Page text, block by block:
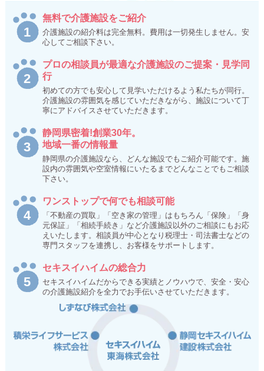
無料で介護施設をご紹介
介護施設の紹介料は完全無料。費用は一切発生しません。安
心してご相談下さい。
プロの相談員が最適な介護施設のご提案・見学同
行
初めての方でも安心して見学いただけるよう私たちが同行。
介護施設の雰囲気を感じていただきながら、施設について丁
寧にアドバイスさせていただきます。
静岡県密着!創業30年。
地域一番の情報量
静岡県の介護施設なら、どんな施設でもご紹介可能です。施
設内の雰囲気や空室情報にいたるまでどんなことでもご相談
下さい。
ワンストップで何でも相談可能
「不動産の買取」「空き家の管理」はもちろん「保険」「身
元保証」「相続手続き」など介護施設以外のご相談にもお応
えいたします。相談員が中心となり税理士・司法書士などの
専門スタッフを連携し、お客様をサポートします。
セキスイハイムの総合力
セキスイハイムだからできる実績とノウハウで、安全・安心
の介護施設紹介を全力でお手伝いさせていただきます。